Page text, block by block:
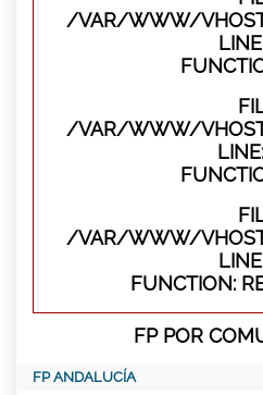
/VAR/WWW/
/VAR/WWW/
/VAR/WWW/
FUNCTION:
FP POR
FP ANDALUCÍA